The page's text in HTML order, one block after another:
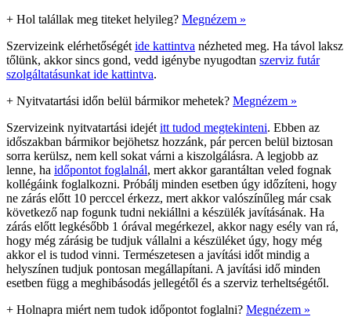
+ Hol talállak meg titeket helyileg? Megnézem »
Szervizeink elérhetőségét ide kattintva nézheted meg. Ha távol laksz
tőlünk, akkor sincs gond, vedd igénybe nyugodtan szerviz futár
szolgáltatásunkat ide kattintva.
+ Nyitvatartási időn belül bármikor mehetek? Megnézem »
Szervizeink nyitvatartási idejét itt tudod megtekinteni. Ebben az
időszakban bármikor bejöhetsz hozzánk, pár percen belül biztosan
sorra kerülsz, nem kell sokat várni a kiszolgálásra. A legjobb az
lenne, ha időpontot foglalnál, mert akkor garantáltan veled fognak
kollégáink foglalkozni. Próbálj minden esetben úgy időzíteni, hogy
ne zárás előtt 10 perccel érkezz, mert akkor valószínűleg már csak
következő nap fogunk tudni nekiállni a készülék javításának. Ha
zárás előtt legkésőbb 1 órával megérkezel, akkor nagy esély van rá,
hogy még zárásig be tudjuk vállalni a készüléket úgy, hogy még
akkor el is tudod vinni. Természetesen a javítási időt mindig a
helyszínen tudjuk pontosan megállapítani. A javítási idő minden
esetben függ a meghibásodás jellegétől és a szerviz terheltségétől.
+ Holnapra miért nem tudok időpontot foglalni? Megnézem »